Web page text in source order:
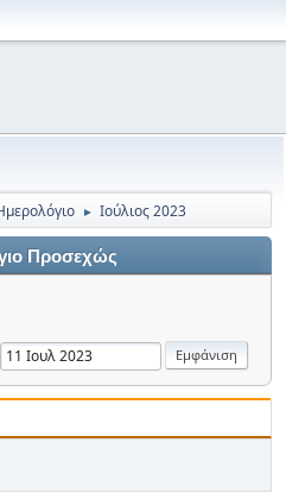
► Ιούλιος 2023
Προσεχώς